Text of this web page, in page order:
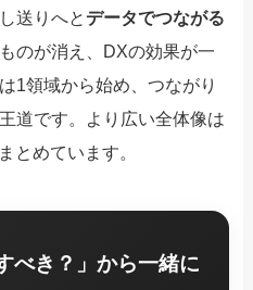
送りへと データでつながる
のが消え、DXの効果が一
1領域から始め、つながり
道です。より広い全体像は
とめています。
べき？」から一緒に